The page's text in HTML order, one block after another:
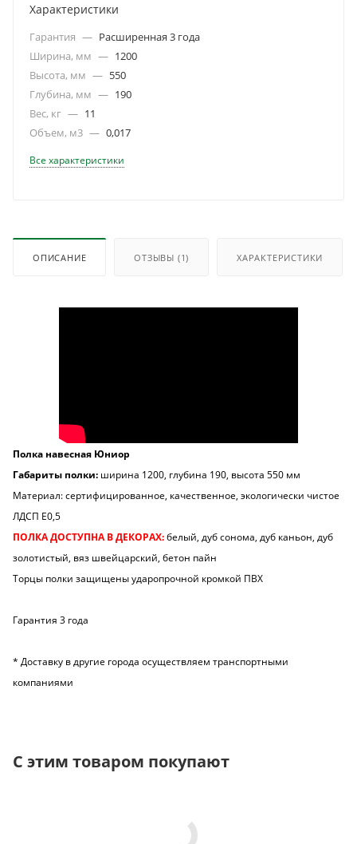
Характеристики
Гарантия — Расширенная 3 года
Ширина, мм — 1200
Высота, мм — 550
Глубина, мм — 190
Вес, кг — 11
Объем, м3 — 0,017
Все характеристики
ОПИСАНИЕ ОТЗЫВЫ (1) ХАРАКТЕРИСТИКИ
Полка навесная Юниор
Габариты полки: ширина 1200, глубина 190, высота 550 мм
Материал: сертифицированное, качественное, экологически чистое
ЛДСП Е0,5
ПОЛКА ДОСТУПНА В ДЕКОРАХ:белый, дуб сонома, дуб каньон, дуб
золотистый, вяз швейцарский, бетон пайн
Торцы полки защищены ударопрочной кромкой ПВХ
Гарантия 3 года
* Доставку в другие города осуществляем транспортными
компаниями
С этим товаром покупают